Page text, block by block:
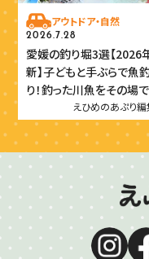
アウトドア・自然
2026.7.28
愛媛の釣り堀3選【2026
新】子どもと手ぶらで魚
り！釣った川魚をその場
えひめのあぷり